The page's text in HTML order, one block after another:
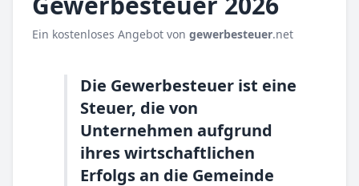
Ein kostenloses Angebot von gewerbesteuer.net
Die Gewerbesteuer ist eine
Steuer, die von
Unternehmen aufgrund
ihres wirtschaftlichen
Erfolgs an die Gemeinde